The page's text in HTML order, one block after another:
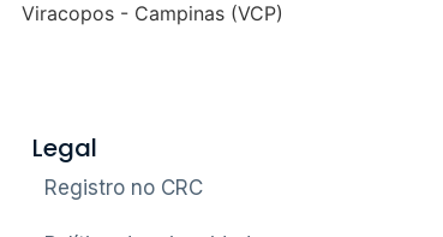
Viracopos - Campinas (VCP)
Legal
Registro no CRC